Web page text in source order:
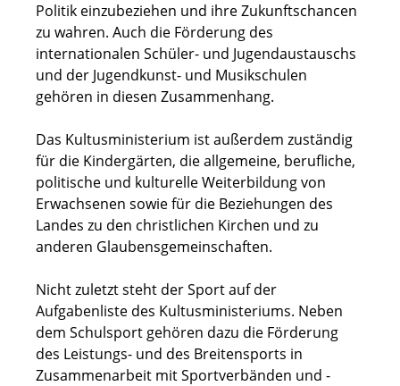
Politik einzubeziehen und ihre Zukunftschancen
zu wahren. Auch die Förderung des
internationalen Schüler- und Jugendaustauschs
und der Jugendkunst- und Musikschulen
gehören in diesen Zusammenhang.
Das Kultusministerium ist außerdem zuständig
für die Kindergärten, die allgemeine, berufliche,
politische und kulturelle Weiterbildung von
Erwachsenen sowie für die Beziehungen des
Landes zu den christlichen Kirchen und zu
anderen Glaubensgemeinschaften.
Nicht zuletzt steht der Sport auf der
Aufgabenliste des Kultusministeriums. Neben
dem Schulsport gehören dazu die Förderung
des Leistungs- und des Breitensports in
Zusammenarbeit mit Sportverbänden und -